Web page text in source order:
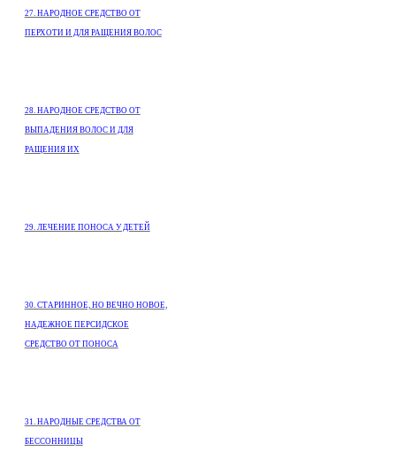
27. НАРОДНОЕ СРЕДСТВО ОТ
ПЕРХОТИ И ДЛЯ РАЩЕНИЯ ВОЛОС
28. НАРОДНОЕ СРЕДСТВО ОТ
ВЫПАДЕНИЯ ВОЛОС И ДЛЯ
РАЩЕНИЯ ИХ
29. ЛЕЧЕНИЕ ПОНОСА У ДЕТЕЙ
30. СТАРИННОЕ, НО ВЕЧНО НОВОЕ,
НАДЕЖНОЕ ПЕРСИДСКОЕ
СРЕДСТВО ОТ ПОНОСА
31. НАРОДНЫЕ СРЕДСТВА ОТ
БЕССОННИЦЫ